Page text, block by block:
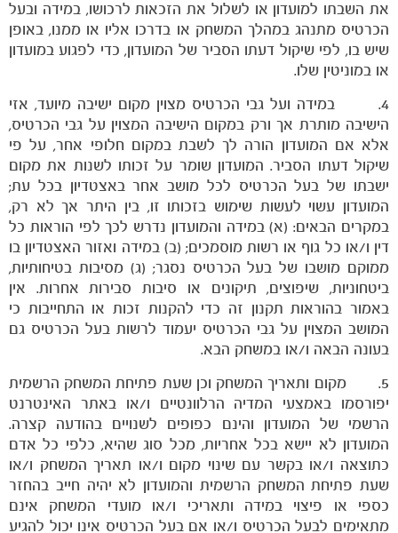
כרטיסים
את השבתו למועדון או לשלול את הזכאות לרכושו, במידה ובעל
הכרטיס מתנהג במהלך המשחק או בדרכו אליו או ממנו, באופן
שיש בו, לפי שיקול דעתו הסביר של המועדון, כדי לפגוע במועדון
או במוניטין שלו.
4. במידה ועל גבי הכרטיס מצוין מקום ישיבה מיועד, אזי
הישיבה מותרת אך ורק במקום הישיבה המצוין על גבי הכרטיס,
אלא אם המועדון הורה לך לשבת במקום חלופי אחר, על פי
שיקול דעתו הסביר. המועדון שומר על זכותו לשנות את מקום
ישבתו של בעל הכרטיס לכל מושב אחר באצטדיון בכל עת;
המועדון עשוי לעשות שימוש בזכותו זו, בין היתר אך לא רק,
במקרים הבאים: (א) במידה והמועדון נדרש לכך לפי הוראות כל
דין ו/או כל גוף או רשות מוסמכים; (ב) במידה ואזור האצטדיון בו
ממוקם מושבו של בעל הכרטיס נסגר; (ג) מסיבות בטיחותיות,
ביטחוניות, שיפוצים, תיקונים או סיבות סבירות אחרות. אין
באמור בהוראות תקנון זה כדי להקנות זכות או התחייבות כי
המושב המצוין על גבי הכרטיס יעמוד לרשות בעל הכרטיס גם
בעונה הבאה ו/או במשחק הבא.
5. מקום ותאריך המשחק וכן שעת פתיחת המשחק הרשמית
יפורסמו באמצעי המדיה הרלוונטיים ו/או באתר האינטרנט
הרשמי של המועדון והינם כפופים לשנויים בהודעה קצרה.
המועדון לא יישא בכל אחריות, מכל סוג שהיא, כלפי כל אדם
כתוצאה ו/או בקשר עם שינוי מקום ו/או תאריך המשחק ו/או
שעת פתיחת המשחק הרשמית והמועדון לא יהיה חייב בהחזר
כספי או פיצוי במידה ותאריכי ו/או מועדי המשחק אינם
מתאימים לבעל הכרטיס ו/או אם בעל הכרטיס אינו יכול להגיע